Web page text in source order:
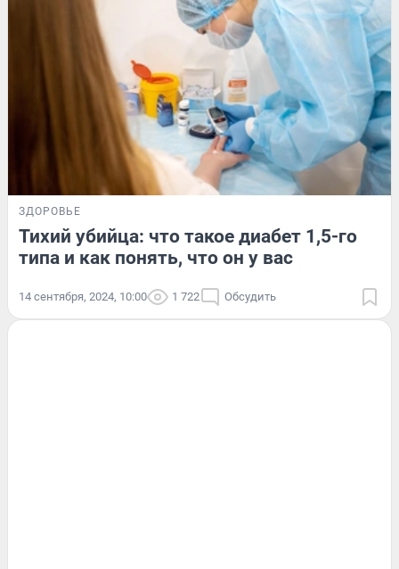
ЗДОРОВЬЕ
Тихий убийца: что такое диабет 1,5-го
типа и как понять, что он у вас
14 сентября, 2024, 10:00 1 722 Обсудить